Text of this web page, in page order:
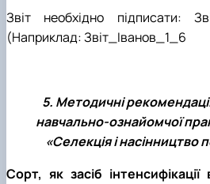
Звіт необхідно підписати:
(Наприклад: Звіт_Іванов_1_6
5. Методичні
навчально-ознайомчої
«Селекція і насінництво
Сорт, як засіб